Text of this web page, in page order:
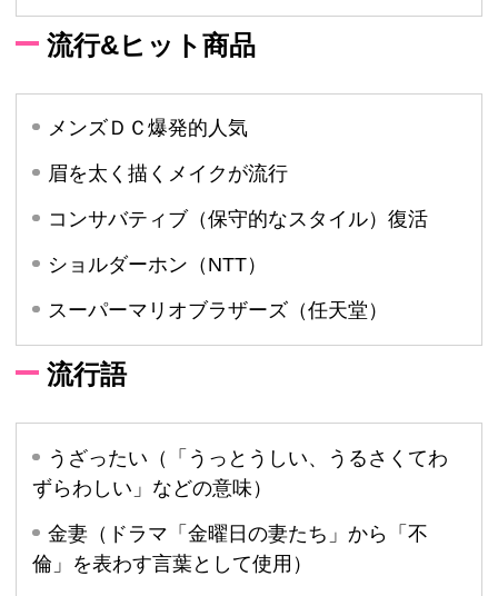
流行&ヒット商品
メンズＤＣ爆発的人気
眉を太く描くメイクが流行
コンサバティブ（保守的なスタイル）復活
ショルダーホン（NTT）
スーパーマリオブラザーズ（任天堂）
流行語
うざったい（「うっとうしい、うるさくてわ
ずらわしい」などの意味）
金妻（ドラマ「金曜日の妻たち」から「不
倫」を表わす言葉として使用）